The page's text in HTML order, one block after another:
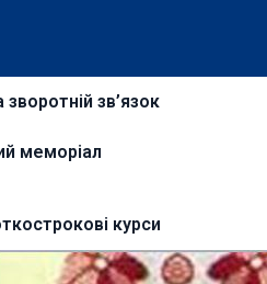
зв’язок
меморіал
курси